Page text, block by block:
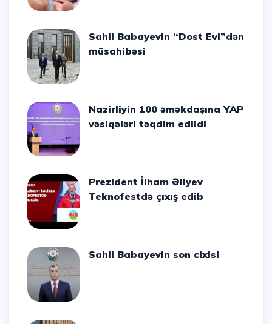
Sahil Babayevin “Dost Evi”dən
müsahibəsi
Nazirliyin 100 əməkdaşına YAP
vəsiqələri təqdim edildi
Prezident İlham Əliyev
Teknofestdə çıxış edib
Sahil Babayevin son cixisi